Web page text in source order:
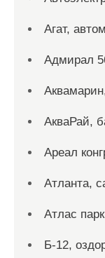
Агат,
Адмирал
АкваРай,
Ареал
Атланта,
Атлас
Б-12,